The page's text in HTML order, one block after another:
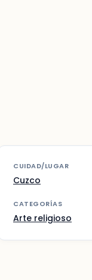
CUIDAD/LUGAR
Cuzco
CATEGORÍAS
Arte religioso